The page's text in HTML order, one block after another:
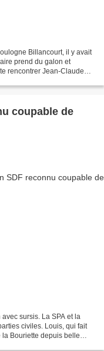
Billancourt, il y avait
prend du galon et
rencontrer Jean-Claude
coupable de
sursis. La SPA et la
civiles. Louis, qui fait
Bouriette depuis belle